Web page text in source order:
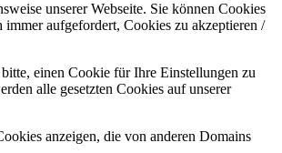
unserer Webseite. Sie können Cookies
aufgefordert, Cookies zu akzeptieren /
einen Cookie für Ihre Einstellungen zu
alle gesetzten Cookies auf unserer
anzeigen, die von anderen Domains